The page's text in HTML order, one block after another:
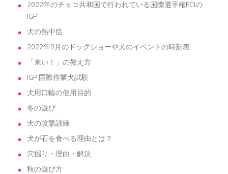
2022年のチェコ共和国で行われている国際選手権FCIの
IGP
犬の熱中症
2022年9月のドッグショーや犬のイベントの時刻表
「来い！」の教え方
IGP 国際作業犬試験
犬用口輪の使用目的
冬の遊び
犬の攻撃訓練
犬が石を食べる理由とは？
穴掘り・理由・解決
秋の遊び方